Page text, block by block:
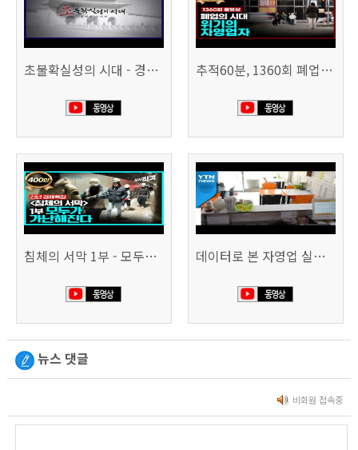
초불확실성의 시대 - 경제를 구하라 494회 (KBS 25.2.11) 추적60분, 1360회 폐업의 시대, 위기의 자영업자
침체의 서막 1부 - 모두가 가난해진다 | 시사직격 신년특집 데이터로 본 자영업 실태 - 매출 '뚝', 장수 업소도 '휘청'
뉴스 댓글
비회원 접속중